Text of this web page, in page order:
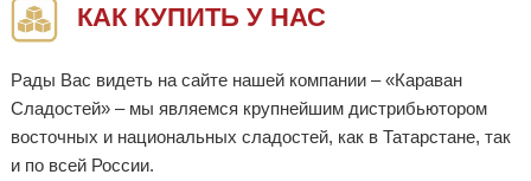
КАК КУПИТЬ У НАС
Рады Вас видеть на сайте нашей компании – «Караван
Сладостей» – мы являемся крупнейшим дистрибьютором
восточных и национальных сладостей, как в Татарстане, так
и по всей России.